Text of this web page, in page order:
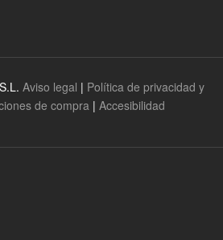
Aviso legal | Política de privacidad y
de compra | Accesibilidad